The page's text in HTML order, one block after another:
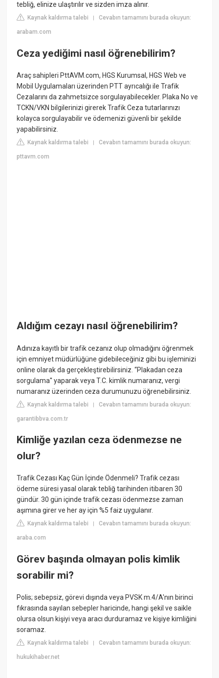
tebliğ, elinize ulaştırılır ve sizden imza alınır.
Kaynak kaldırma talebi |Cevabın tamamını burada okuyun:
arabam.com
Ceza yediğimi nasıl öğrenebilirim?
Araç sahipleri PttAVM.com, HGS Kurumsal, HGS Web ve
Mobil Uygulamaları üzerinden PTT ayrıcalığı ile Trafik
Cezalarını da zahmetsizce sorgulayabilecekler. Plaka No ve
TCKN/VKN bilgilerinizi girerek Trafik Ceza tutarlarınızı
kolayca sorgulayabilir ve ödemenizi güvenli bir şekilde
yapabilirsiniz.
Kaynak kaldırma talebi |Cevabın tamamını burada okuyun:
pttavm.com
Aldığım cezayı nasıl öğrenebilirim?
Adınıza kayıtlı bir trafik cezanız olup olmadığını öğrenmek
için emniyet müdürlüğüne gidebileceğiniz gibi bu işleminizi
online olarak da gerçekleştirebilirsiniz. “Plakadan ceza
sorgulama'' yaparak veya T.C. kimlik numaranız, vergi
numaranız üzerinden ceza durumunuzu öğrenebilirsiniz.
Kaynak kaldırma talebi |Cevabın tamamını burada okuyun:
garantibbva.com.tr
Kimliğe yazılan ceza ödenmezse ne
olur?
Trafik Cezası Kaç Gün İçinde Ödenmeli? Trafik cezası
ödeme süresi yasal olarak tebliğ tarihinden itibaren 30
gündür. 30 gün içinde trafik cezası ödenmezse zaman
aşımına girer ve her ay için %5 faiz uygulanır.
Kaynak kaldırma talebi |Cevabın tamamını burada okuyun:
araba.com
Görev başında olmayan polis kimlik
sorabilir mi?
Polis; sebepsiz, görevi dışında veya PVSK m.4/A'nın birinci
fıkrasında sayılan sebepler haricinde, hangi şekil ve saikle
olursa olsun kişiyi veya aracı durduramaz ve kişiye kimliğini
soramaz.
Kaynak kaldırma talebi |Cevabın tamamını burada okuyun:
hukukihaber.net